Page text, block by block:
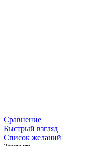
Сравнение
Быстрый взгляд
Список желаний